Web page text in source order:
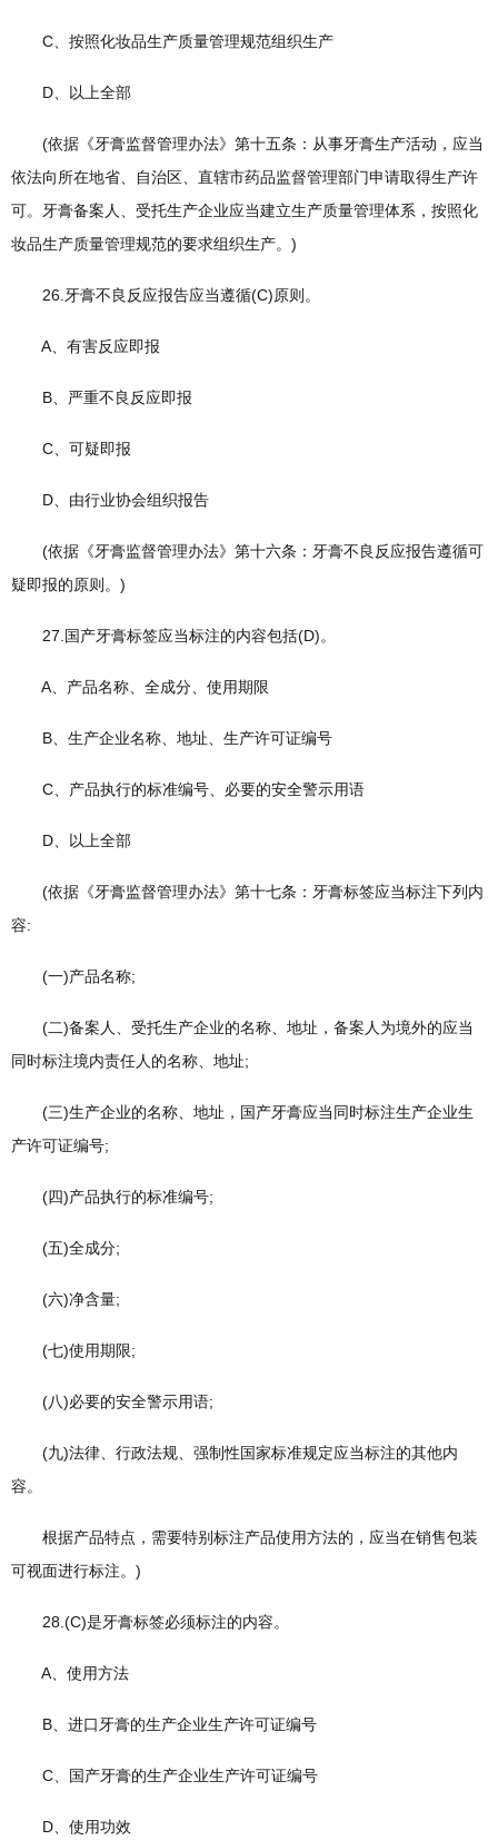
C、按照化妆品生产质量管理规范组织生产
D、以上全部
(依据《牙膏监督管理办法》第十五条：从事牙膏生产活动，应当
依法向所在地省、自治区、直辖市药品监督管理部门申请取得生产许
可。牙膏备案人、受托生产企业应当建立生产质量管理体系，按照化
妆品生产质量管理规范的要求组织生产。)
26.牙膏不良反应报告应当遵循(C)原则。
A、有害反应即报
B、严重不良反应即报
C、可疑即报
D、由行业协会组织报告
(依据《牙膏监督管理办法》第十六条：牙膏不良反应报告遵循可
疑即报的原则。)
27.国产牙膏标签应当标注的内容包括(D)。
A、产品名称、全成分、使用期限
B、生产企业名称、地址、生产许可证编号
C、产品执行的标准编号、必要的安全警示用语
D、以上全部
(依据《牙膏监督管理办法》第十七条：牙膏标签应当标注下列内
容:
(一)产品名称;
(二)备案人、受托生产企业的名称、地址，备案人为境外的应当
同时标注境内责任人的名称、地址;
(三)生产企业的名称、地址，国产牙膏应当同时标注生产企业生
产许可证编号;
(四)产品执行的标准编号;
(五)全成分;
(六)净含量;
(七)使用期限;
(八)必要的安全警示用语;
(九)法律、行政法规、强制性国家标准规定应当标注的其他内
容。
根据产品特点，需要特别标注产品使用方法的，应当在销售包装
可视面进行标注。)
28.(C)是牙膏标签必须标注的内容。
A、使用方法
B、进口牙膏的生产企业生产许可证编号
C、国产牙膏的生产企业生产许可证编号
D、使用功效